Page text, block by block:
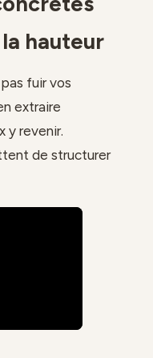
hauteur
fuir vos
extraire
y revenir.
de structurer